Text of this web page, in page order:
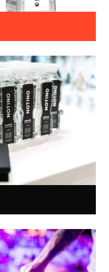
v košíku.